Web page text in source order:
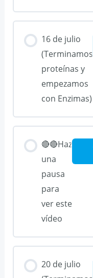
16 de julio
(Terminamos
proteínas y
empezamos
con Enzimas)
🔴🔴Haz
una
pausa
para
ver este
vídeo
20 de julio